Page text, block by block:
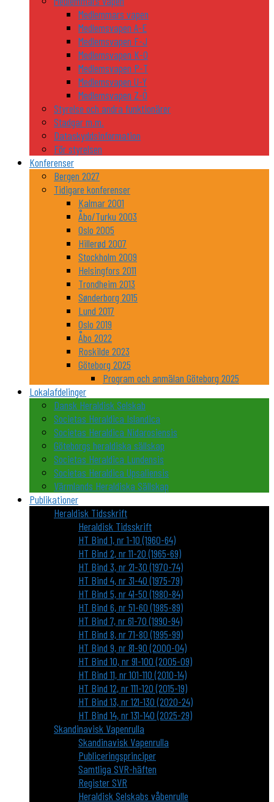
Medlemmars vapen
Medlemsvapen A-E
Medlemsvapen F-J
Medlemsvapen K-O
Medlemsvapen P-T
Medlemsvapen U-Y
Medlemsvapen Z-Ö
Styrelse och andra funktionärer
Stadgar m.m.
Dataskyddsinformation
För styrelsen
Konferenser
Bergen 2027
Tidigare konferenser
Kalmar 2001
Åbo/Turku 2003
Oslo 2005
Hillerød 2007
Stockholm 2009
Helsingfors 2011
Trondheim 2013
Sønderborg 2015
Lund 2017
Oslo 2019
Åbo 2022
Roskilde 2023
Göteborg 2025
Program och anmälan Göteborg 2025
Lokalafdelinger
Dansk Heraldisk Selskab
Societas Heraldica Islandica
Societas Heraldica Nidarosiensis
Göteborgs heraldiska sällskap
Societas Heraldica Lundensis
Societas Heraldica Upsaliensis
Värmlands Heraldiska Sällskap
Publikationer
Heraldisk Tidsskrift
Heraldisk Tidsskrift
HT Bind 1, nr 1-10 (1960-64)
HT Bind 2, nr 11-20 (1965-69)
HT Bind 3, nr 21-30 (1970-74)
HT Bind 4, nr 31-40 (1975-79)
HT Bind 5, nr 41-50 (1980-84)
HT Bind 6, nr 51-60 (1985-89)
HT Bind 7, nr 61-70 (1990-94)
HT Bind 8, nr 71-80 (1995-99)
HT Bind 9, nr 81-90 (2000-04)
HT Bind 10, nr 91-100 (2005-09)
HT Bind 11, nr 101-110 (2010-14)
HT Bind 12, nr 111-120 (2015-19)
HT Bind 13, nr 121-130 (2020-24)
HT Bind 14, nr 131-140 (2025-29)
Skandinavisk Vapenrulla
Skandinavisk Vapenrulla
Publiceringsprinciper
Samtliga SVR-häften
Register SVR
Heraldisk Selskabs våbenrulle